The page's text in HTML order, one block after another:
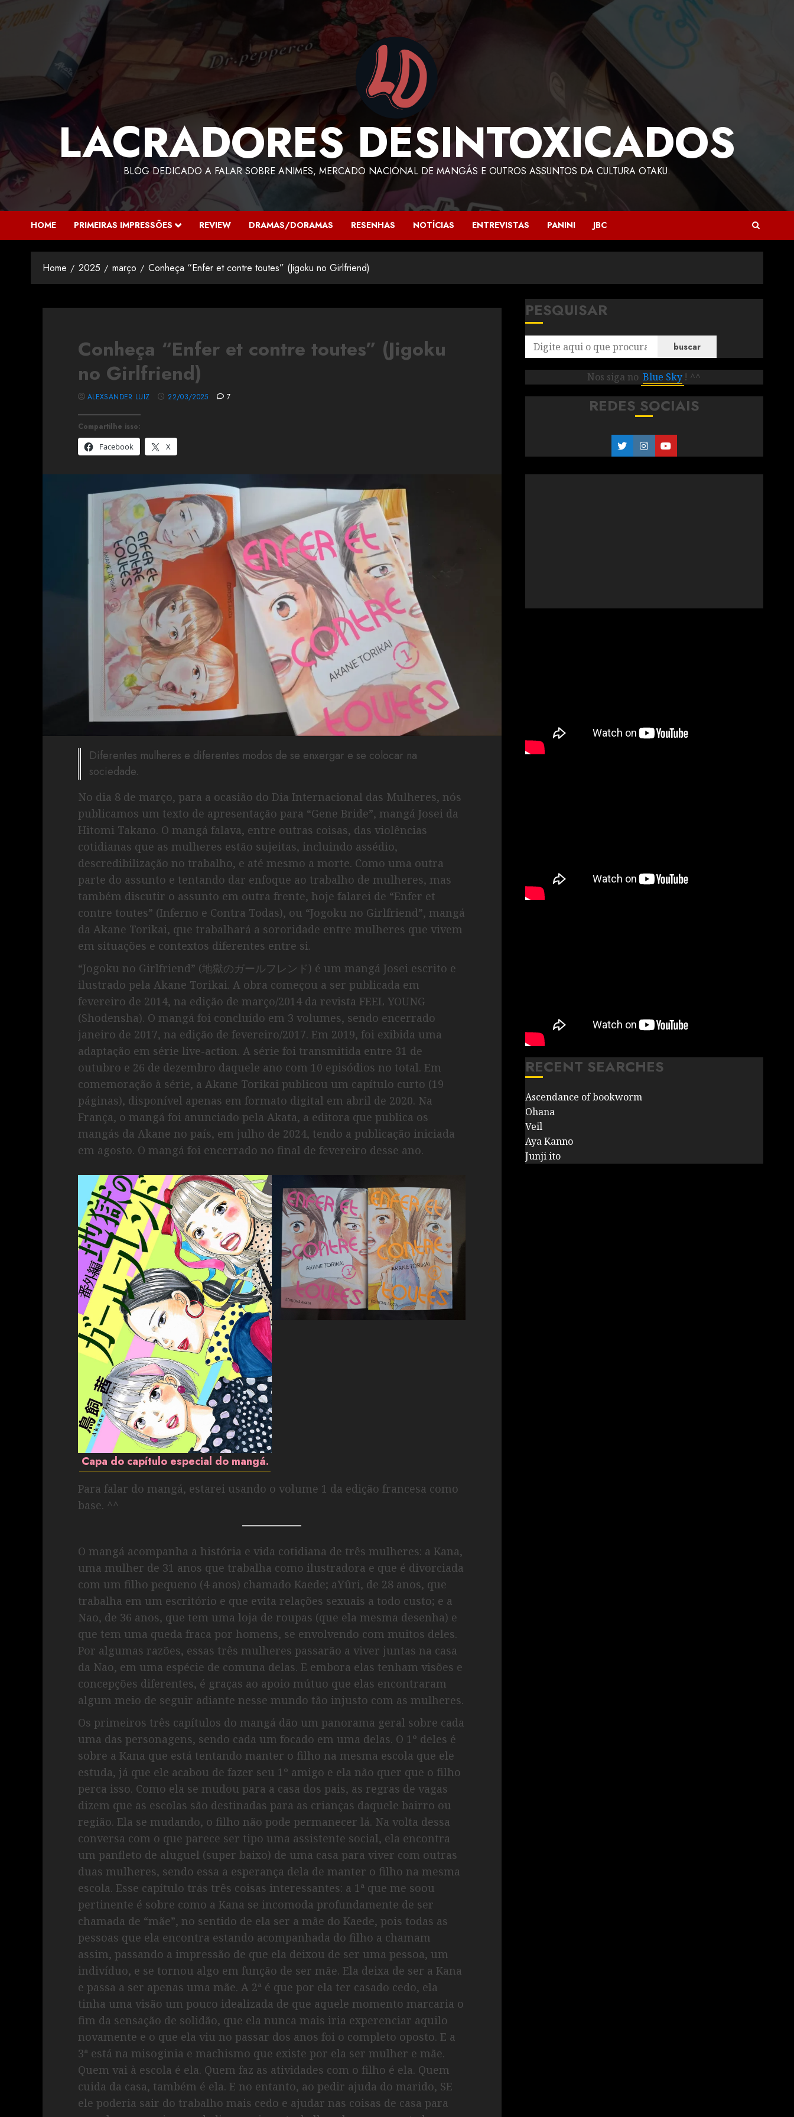
LACRADORES DESINTOXICADOS
BLOG DEDICADO A FALAR SOBRE ANIMES, MERCADO NACIONAL DE MANGÁS E OUTROS ASSUNTOS DA CULTURA OTAKU.
HOME PRIMEIRAS IMPRESSÕES REVIEW DRAMAS/DORAMAS RESENHAS NOTÍCIAS ENTREVISTAS PANINI JBC
Home 2025 março Conheça “Enfer et contre toutes” (Jigoku no Girlfriend)
Conheça “Enfer et contre toutes” (Jigoku
no Girlfriend)
Compartilhe isso:
Facebook
X
ALEXSANDER LUIZ 22/03/2025 7
Diferentes mulheres e diferentes modos de se enxergar e se colocar na
sociedade.
No dia 8 de março, para a ocasião do Dia Internacional das Mulheres, nós
publicamos um texto de apresentação para “Gene Bride”, mangá Josei da
Hitomi Takano. O mangá falava, entre outras coisas, das violências
cotidianas que as mulheres estão sujeitas, incluindo assédio,
descredibilização no trabalho, e até mesmo a morte. Como uma outra
parte do assunto e tentando dar enfoque ao trabalho de mulheres, mas
também discutir o assunto em outra frente, hoje falarei de “Enfer et
contre toutes” (Inferno e Contra Todas), ou “Jogoku no Girlfriend”, mangá
da Akane Torikai, que trabalhará a sororidade entre mulheres que vivem
em situações e contextos diferentes entre si.
“Jogoku no Girlfriend” (地獄のガールフレンド) é um mangá Josei escrito e
ilustrado pela Akane Torikai. A obra começou a ser publicada em
fevereiro de 2014, na edição de março/2014 da revista FEEL YOUNG
(Shodensha). O mangá foi concluído em 3 volumes, sendo encerrado
janeiro de 2017, na edição de fevereiro/2017. Em 2019, foi exibida uma
adaptação em série live-action. A série foi transmitida entre 31 de
outubro e 26 de dezembro daquele ano com 10 episódios no total. Em
comemoração à série, a Akane Torikai publicou um capítulo curto (19
páginas), disponível apenas em formato digital em abril de 2020. Na
França, o mangá foi anunciado pela Akata, a editora que publica os
mangás da Akane no país, em julho de 2024, tendo a publicação iniciada
em agosto. O mangá foi encerrado no final de fevereiro desse ano.
Capa do capítulo especial do mangá.
Para falar do mangá, estarei usando o volume 1 da edição francesa como
base. ^^
O mangá acompanha a história e vida cotidiana de três mulheres: a Kana,
uma mulher de 31 anos que trabalha como ilustradora e que é divorciada
com um filho pequeno (4 anos) chamado Kaede; aYûri, de 28 anos, que
trabalha em um escritório e que evita relações sexuais a todo custo; e a
Nao, de 36 anos, que tem uma loja de roupas (que ela mesma desenha) e
que tem uma queda fraca por homens, se envolvendo com muitos deles.
Por algumas razões, essas três mulheres passarão a viver juntas na casa
da Nao, em uma espécie de comuna delas. E embora elas tenham visões e
concepções diferentes, é graças ao apoio mútuo que elas encontraram
algum meio de seguir adiante nesse mundo tão injusto com as mulheres.
Os primeiros três capítulos do mangá dão um panorama geral sobre cada
uma das personagens, sendo cada um focado em uma delas. O 1º deles é
sobre a Kana que está tentando manter o filho na mesma escola que ele
estuda, já que ele acabou de fazer seu 1º amigo e ela não quer que o filho
perca isso. Como ela se mudou para a casa dos pais, as regras de vagas
dizem que as escolas são destinadas para as crianças daquele bairro ou
região. Ela se mudando, o filho não pode permanecer lá. Na volta dessa
conversa com o que parece ser tipo uma assistente social, ela encontra
um panfleto de aluguel (super baixo) de uma casa para viver com outras
duas mulheres, sendo essa a esperança dela de manter o filho na mesma
escola. Esse capítulo trás três coisas interessantes: a 1ª que me soou
pertinente é sobre como a Kana se incomoda profundamente de ser
chamada de “mãe”, no sentido de ela ser a mãe do Kaede, pois todas as
pessoas que ela encontra estando acompanhada do filho a chamam
assim, passando a impressão de que ela deixou de ser uma pessoa, um
indivíduo, e se tornou algo em função de ser mãe. Ela deixa de ser a Kana
e passa a ser apenas uma mãe. A 2ª é que por ela ter casado cedo, ela
tinha uma visão um pouco idealizada de que aquele momento marcaria o
fim da sensação de solidão, que ela nunca mais iria experenciar aquilo
novamente e o que ela viu no passar dos anos foi o completo oposto. E a
3ª está na misoginia e machismo que existe por ela ser mulher e mãe.
Quem vai à escola é ela. Quem faz as atividades com o filho é ela. Quem
cuida da casa, também é ela. E no entanto, ao pedir ajuda do marido, SE
ele poderia sair do trabalho mais cedo e ajudar nas coisas de casa para
PESQUISAR
buscar
Nos siga no Blue Sky ! ^^
REDES SOCIAIS
RECENT SEARCHES
Ascendance of bookworm
Ohana
Veil
Aya Kanno
Junji ito